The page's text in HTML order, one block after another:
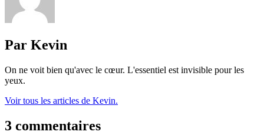
Par Kevin
On ne voit bien qu'avec le cœur. L'essentiel est invisible pour les
yeux.
Voir tous les articles de Kevin.
3 commentaires